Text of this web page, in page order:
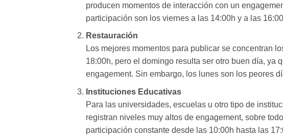
producen momentos de interacción con un
participación son los viernes a las 14:00h y a las
Restauración
Los mejores momentos para publicar se concentran
18:00h, pero el domingo resulta ser otro buen día, ya
engagement. Sin embargo, los lunes son los peores
Instituciones Educativas
Para las universidades, escuelas u otro tipo de
registran niveles muy altos de engagement, sobre
participación constante desde las 10:00h hasta las